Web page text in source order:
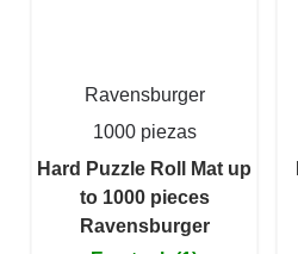
Ravensburger
1000 piezas
Hard Puzzle Roll Mat up
to 1000 pieces
Ravensburger